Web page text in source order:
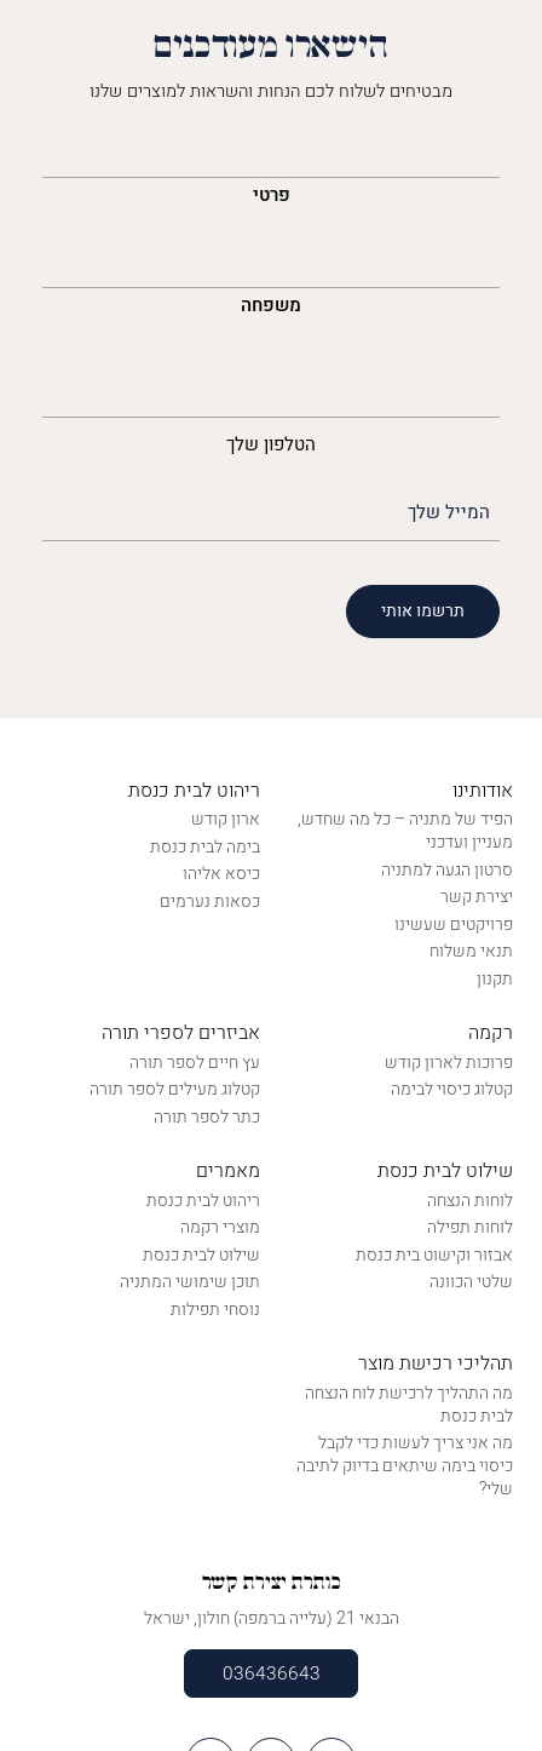
הישארו מעודכנים
מבטיחים לשלוח לכם הנחות והשראות למוצרים שלנו
פרטי
משפחה
הטלפון שלך
(חובה)
אודותינו
הפיד של מתניה – כל מה שחדש,
מעניין ועדכני
סרטון הגעה למתניה
יצירת קשר
פרויקטים שעשינו
תנאי משלוח
תקנון
ריהוט לבית כנסת
ארון קודש
בימה לבית כנסת
כיסא אליהו
כסאות נערמים
רקמה
פרוכות לארון קודש
קטלוג כיסוי לבימה
אביזרים לספרי תורה
עץ חיים לספר תורה
קטלוג מעילים לספר תורה
כתר לספר תורה
שילוט לבית כנסת
לוחות הנצחה
לוחות תפילה
אבזור וקישוט בית כנסת
שלטי הכוונה
מאמרים
ריהוט לבית כנסת
מוצרי רקמה
שילוט לבית כנסת
תוכן שימושי המתניה
נוסחי תפילות
תהליכי רכישת מוצר
מה התהליך לרכישת לוח הנצחה
לבית כנסת
מה אני צריך לעשות כדי לקבל
כיסוי בימה שיתאים בדיוק לתיבה
שלי?
כותרת יצירת קשר
הבנאי 21 (עלייה ברמפה) חולון, ישראל
036436643